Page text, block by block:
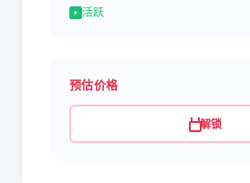
活跃
预估价格
解锁